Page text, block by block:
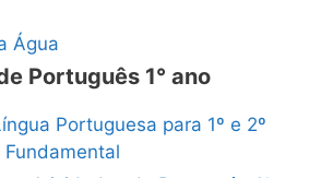
Água
Português 1° ano
Portuguesa para 1º e 2º